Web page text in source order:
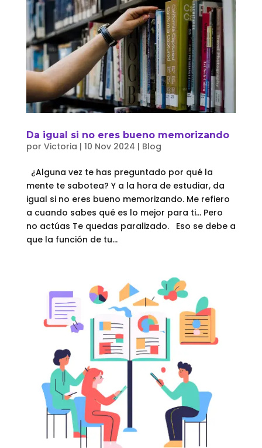
Da igual si no eres bueno memorizando
por Victoria | 10 Nov 2024 | Blog
¿Alguna vez te has preguntado por qué la
mente te sabotea? Y a la hora de estudiar, da
igual si no eres bueno memorizando. Me refiero
a cuando sabes qué es lo mejor para ti… Pero
no actúas Te quedas paralizado. Eso se debe a
que la función de tu...